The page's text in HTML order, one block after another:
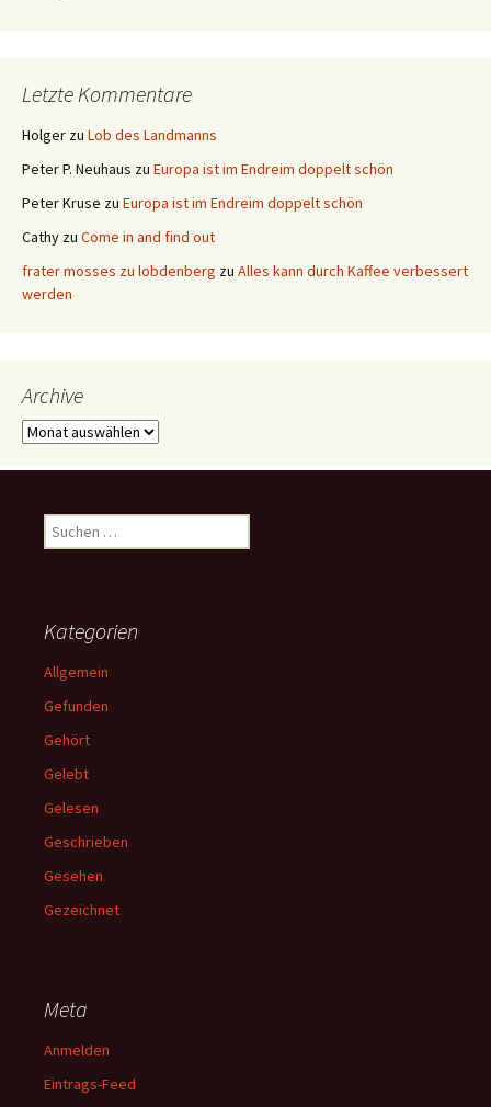
Letzte Kommentare
Holger zu Lob des Landmanns
Peter P. Neuhaus zu Europa ist im Endreim doppelt schön
Peter Kruse zu Europa ist im Endreim doppelt schön
Cathy zu Come in and find out
frater mosses zu lobdenberg zu Alles kann durch Kaffee verbessert
werden
Archive
Archive
Suchen
nach:
Kategorien
Allgemein
Gefunden
Gehört
Gelebt
Gelesen
Geschrieben
Gesehen
Gezeichnet
Meta
Anmelden
Eintrags-Feed